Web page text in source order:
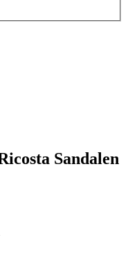
Sandalen